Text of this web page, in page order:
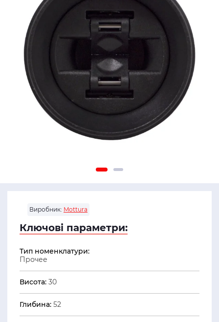
Виробник: Mottura
Ключові параметри:
Тип номенклатури:
Прочее
Висота: 30
Глибина: 52